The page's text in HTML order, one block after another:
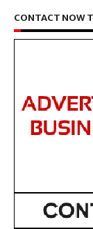
CONTACT NOW